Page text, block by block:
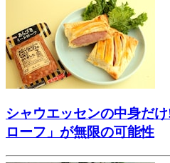
シャウエッセンの中身だ
ローフ」が無限の可能性